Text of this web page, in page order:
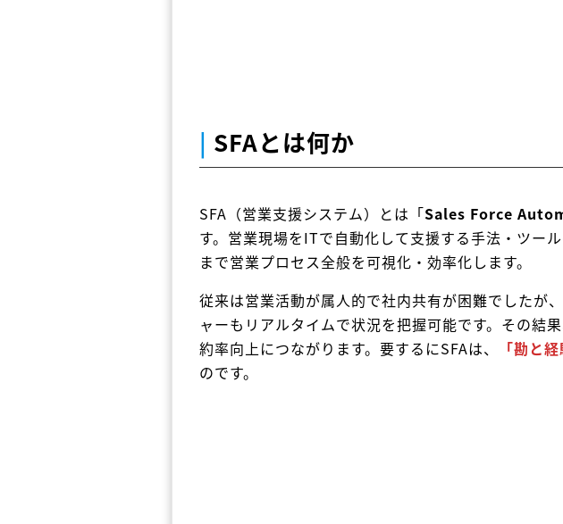
| SFAとは何か
SFA（営業支援システム）とは「Sales Force
す。営業現場をITで自動化して支援する手法・ツー
まで営業プロセス全般を可視化・効率化します。
従来は営業活動が属人的で社内共有が困難でしたが
ャーもリアルタイムで状況を把握可能です。その結
約率向上につながります。要するにSFAは、
「勘と
のです。